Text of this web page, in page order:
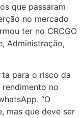
que passaram
no mercado
ter no CRCGO
Administração,
para o risco da
no
“O
mas que deve ser